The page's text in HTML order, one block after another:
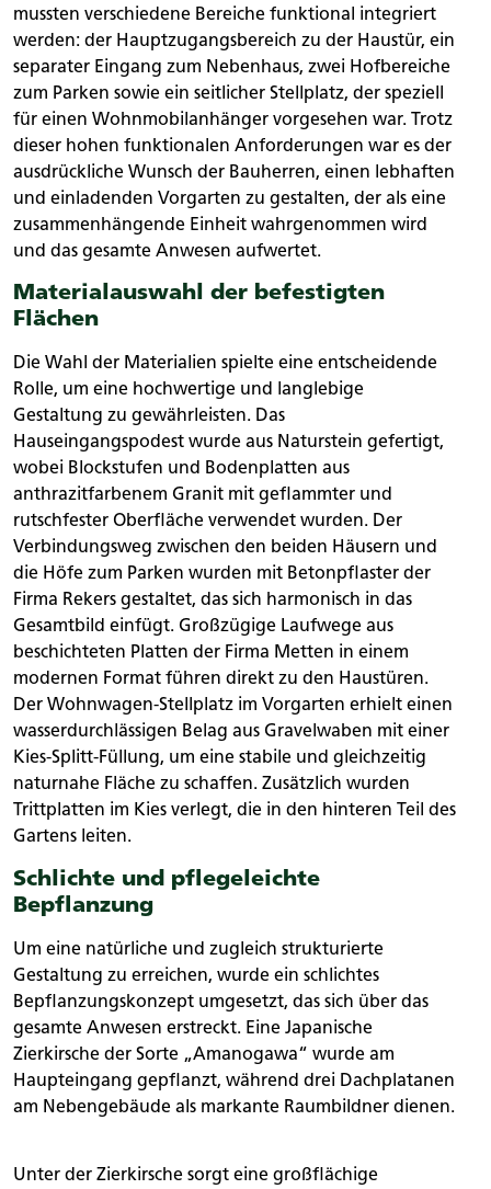
mussten verschiedene Bereiche funktional integriert
werden: der Hauptzugangsbereich zu der Haustür, ein
separater Eingang zum Nebenhaus, zwei Hofbereiche
zum Parken sowie ein seitlicher Stellplatz, der speziell
für einen Wohnmobilanhänger vorgesehen war. Trotz
dieser hohen funktionalen Anforderungen war es der
ausdrückliche Wunsch der Bauherren, einen lebhaften
und einladenden Vorgarten zu gestalten, der als eine
zusammenhängende Einheit wahrgenommen wird
und das gesamte Anwesen aufwertet.
Materialauswahl der befestigten
Flächen
Die Wahl der Materialien spielte eine entscheidende
Rolle, um eine hochwertige und langlebige
Gestaltung zu gewährleisten. Das
Hauseingangspodest wurde aus Naturstein gefertigt,
wobei Blockstufen und Bodenplatten aus
anthrazitfarbenem Granit mit geflammter und
rutschfester Oberfläche verwendet wurden. Der
Verbindungsweg zwischen den beiden Häusern und
die Höfe zum Parken wurden mit Betonpflaster der
Firma Rekers gestaltet, das sich harmonisch in das
Gesamtbild einfügt. Großzügige Laufwege aus
beschichteten Platten der Firma Metten in einem
modernen Format führen direkt zu den Haustüren.
Der Wohnwagen-Stellplatz im Vorgarten erhielt einen
wasserdurchlässigen Belag aus Gravelwaben mit einer
Kies-Splitt-Füllung, um eine stabile und gleichzeitig
naturnahe Fläche zu schaffen. Zusätzlich wurden
Trittplatten im Kies verlegt, die in den hinteren Teil des
Gartens leiten.
Schlichte und pflegeleichte
Bepflanzung
Um eine natürliche und zugleich strukturierte
Gestaltung zu erreichen, wurde ein schlichtes
Bepflanzungskonzept umgesetzt, das sich über das
gesamte Anwesen erstreckt. Eine Japanische
Zierkirsche der Sorte „Amanogawa“ wurde am
Haupteingang gepflanzt, während drei Dachplatanen
am Nebengebäude als markante Raumbildner dienen.
Unter der Zierkirsche sorgt eine großflächige